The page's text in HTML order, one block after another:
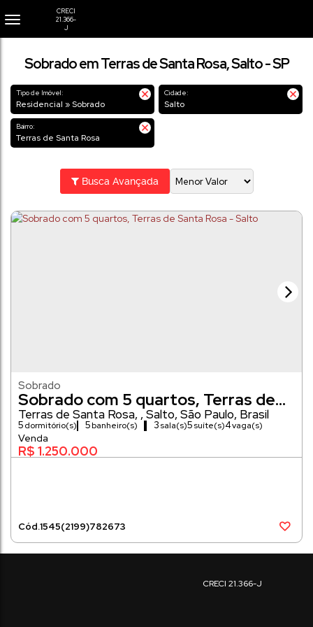
Sobrado em Terras de Santa Rosa, Salto - SP
Tipo de Imóvel:
Residencial » Sobrado
Cidade:
Salto
Bairro:
Terras de Santa Rosa
Busca Avançada
Sobrado com 5 quartos, Terras de
Santa Rosa - Salto
Sobrado
R$ 1.250.000
1545(2199)782673
Terras de Santa Rosa ,Salto, São Paulo, Brasil
5dormitório(s) 5banheiro(s) 3 sala(s)5 suíte(s)4vaga(s)
1000m²